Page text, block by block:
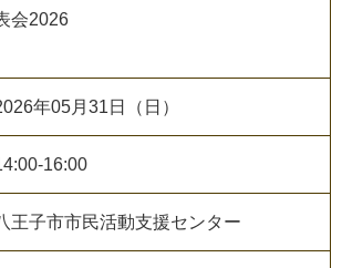
会2026
年05月31日（日）
16:00
王子市市民活動支援センター